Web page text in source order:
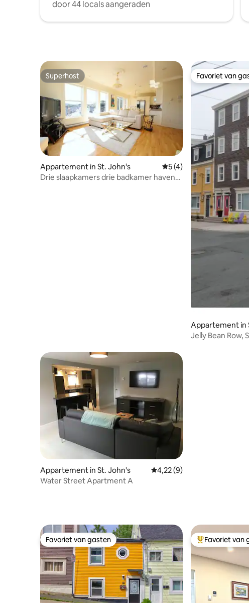
door 44 locals aangeraden
Superhost
Superhost
Appartement in St. John's Gemiddelde
5 (4)
Drie slaapkamers drie badkamer haven
Favoriet van
Favoriet van
Appartement in
Jelly Bean Row,
Appartement in St. John's Gemiddelde beoordeling
4,22 (9)
Water Street Apartment A
Favoriet van gasten
Favoriet van gasten Topfavoriet
Favoriet van